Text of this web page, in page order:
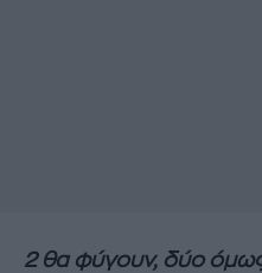
2 θα φύγουν, δύο